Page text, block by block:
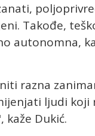
Takođe,
autonomna,
razna
ljudi
kaže Dukić.